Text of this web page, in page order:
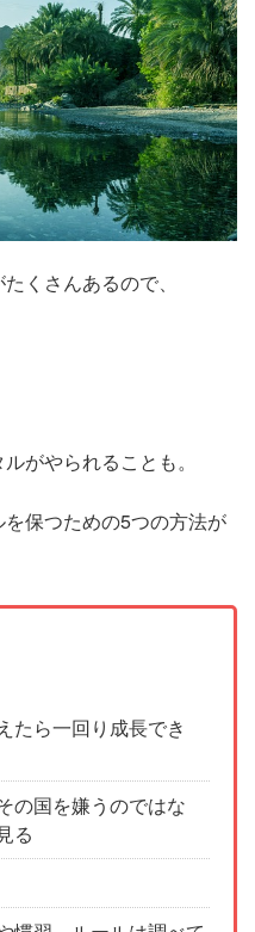
くさんあるので、
がやられることも。
保つための5つの方法が
たら一回り成長でき
の国を嫌うのではな
る